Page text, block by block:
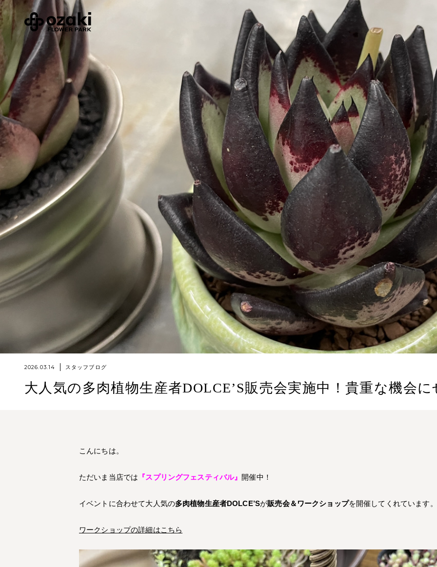
2026.03.14 スタッフブログ
大人気の多肉植物生産者DOLCE’S販売会実施中！貴重な機会
こんにちは。
ただいま当店では 『スプリングフェスティバル』 開催中！
イベントに合わせて大人気の多肉植物生産者DOLCE’Sが販売会＆ワークショップを開催してくれています。
ワークショップの詳細はこちら